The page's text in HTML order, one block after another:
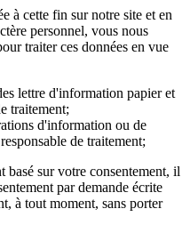
à cette fin sur notre site et en
personnel, vous nous
traiter ces données en vue
lettre d'information papier et
traitement;
d'information ou de
de traitement;
basé sur votre consentement, il
par demande écrite
à tout moment, sans porter